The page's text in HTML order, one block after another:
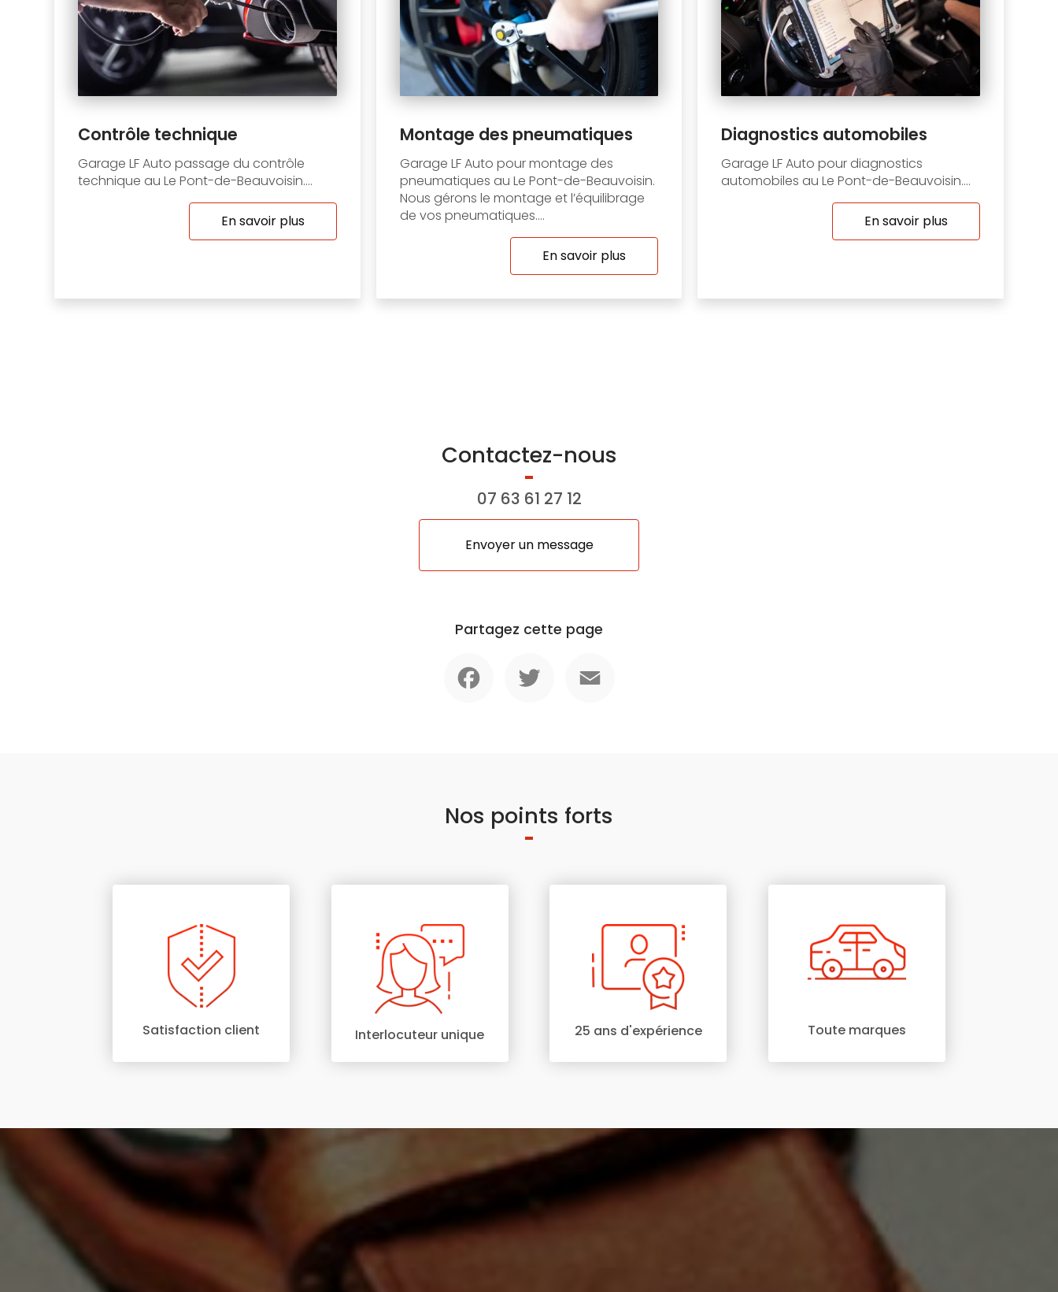
Contrôle technique
Garage LF Auto passage du contrôle
technique au Le Pont-de-Beauvoisin....
En savoir plus
Montage des pneumatiques
Garage LF Auto pour montage des
pneumatiques au Le Pont-de-Beauvoisin.
Nous gérons le montage et l’équilibrage
de vos pneumatiques....
En savoir plus
Diagnostics automobiles
Garage LF Auto pour diagnostics
automobiles au Le Pont-de-Beauvoisin....
En savoir plus
Contactez-nous
07 63 61 27 12
Envoyer un message
Partagez cette page
Nos points forts
Satisfaction client Interlocuteur unique 25 ans d'expérience Toute marques